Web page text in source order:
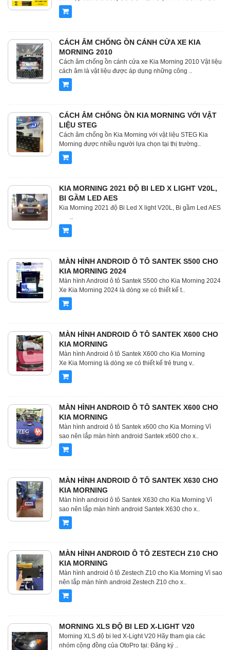
CÁCH ÂM CHỐNG ỒN CÁNH CỬA XE KIA
MORNING 2010
Cách âm chống ồn cánh cửa xe Kia Morning 2010 Vật liệu
cách âm là vật liệu được áp dụng những công ..
CÁCH ÂM CHỐNG ỒN KIA MORNING VỚI VẬT
LIỆU STEG
Cách âm chống ồn Kia Morning với vật liệu STEG Kia
Morning được nhiều người lựa chọn tại thị trường..
KIA MORNING 2021 ĐỘ BI LED X LIGHT V20L,
BI GẦM LED AES
Kia Morning 2021 độ Bi Led X light V20L, Bi gầm Led AES
..
MÀN HÌNH ANDROID Ô TÔ SANTEK S500 CHO
KIA MORNING 2024
Màn hình Android ô tô Santek S500 cho Kia Morning 2024
Xe Kia Morning 2024 là dòng xe có thiết kế t..
MÀN HÌNH ANDROID Ô TÔ SANTEK X600 CHO
KIA MORNING
Màn hình Android ô tô Santek X600 cho Kia Morning
Xe Kia Morning là dòng xe có thiết kế trẻ trung v..
MÀN HÌNH ANDROID Ô TÔ SANTEK X600 CHO
KIA MORNING
Màn hình android ô tô Santek x600 cho Kia Morning Vì
sao nên lắp màn hình android Santek x600 cho x..
MÀN HÌNH ANDROID Ô TÔ SANTEK X630 CHO
KIA MORNING
Màn hình android ô tô Santek X630 cho Kia Morning Vì
sao nên lắp màn hình android Santek X630 cho x..
MÀN HÌNH ANDROID Ô TÔ ZESTECH Z10 CHO
KIA MORNING
Màn hình android ô tô Zestech Z10 cho Kia Morning Vì sao
nên lắp màn hình android Zestech Z10 cho x..
MORNING XLS ĐỘ BI LED X-LIGHT V20
Morning XLS độ bi led X-Light V20 Hãy tham gia các
nhóm cộng đồng của OtoPro tại: Đăng ký ..